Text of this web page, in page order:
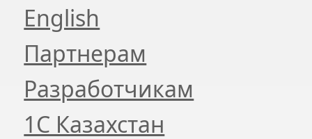
English
Партнерам
Разработчикам
1С Казахстан